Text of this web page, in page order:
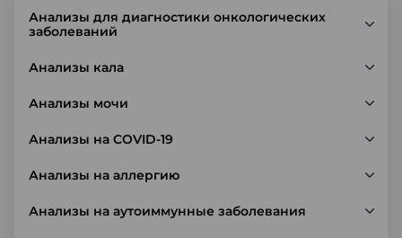
Анализы для диагностики онкологических
заболеваний
Анализы кала
Анализы мочи
Анализы на COVID-19
Анализы на аллергию
Анализы на аутоиммунные заболевания